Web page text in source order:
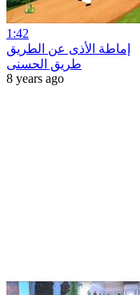
1:42
إماطة الأذى عن الطريق
طريق الحسنى
8 years ago